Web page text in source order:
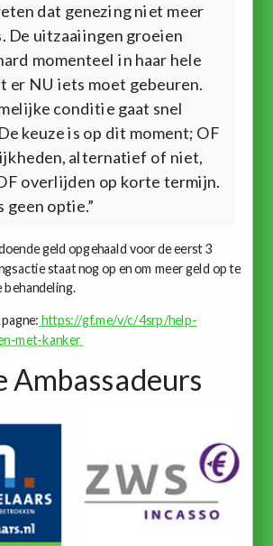
dat genezing niet meer
De uitzaaiingen groeien
momenteel in haar hele
er NU iets moet gebeuren.
conditie gaat snel
keuze is op dit moment; OF
alternatief of niet,
overlijden op korte termijn.
geen optie.”
geld opgehaald voor de eerst 3
staat nog op en om meer geld op te
behandeling.
https://gf.me/v/c/4srp/help-
met-kanker
Ambassadeurs